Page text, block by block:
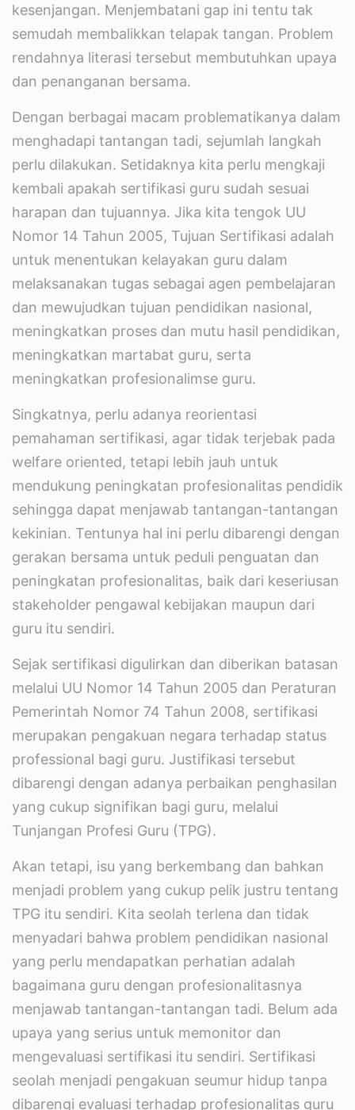
kesenjangan. Menjembatani gap ini tentu tak
semudah membalikkan telapak tangan. Problem
rendahnya literasi tersebut membutuhkan upaya
dan penanganan bersama.
Dengan berbagai macam problematikanya dalam
menghadapi tantangan tadi, sejumlah langkah
perlu dilakukan. Setidaknya kita perlu mengkaji
kembali apakah sertifikasi guru sudah sesuai
harapan dan tujuannya. Jika kita tengok UU
Nomor 14 Tahun 2005, Tujuan Sertifikasi adalah
untuk menentukan kelayakan guru dalam
melaksanakan tugas sebagai agen pembelajaran
dan mewujudkan tujuan pendidikan nasional,
meningkatkan proses dan mutu hasil pendidikan,
meningkatkan martabat guru, serta
meningkatkan profesionalimse guru.
Singkatnya, perlu adanya reorientasi
pemahaman sertifikasi, agar tidak terjebak pada
welfare oriented, tetapi lebih jauh untuk
mendukung peningkatan profesionalitas pendidik
sehingga dapat menjawab tantangan-tantangan
kekinian. Tentunya hal ini perlu dibarengi dengan
gerakan bersama untuk peduli penguatan dan
peningkatan profesionalitas, baik dari keseriusan
stakeholder pengawal kebijakan maupun dari
guru itu sendiri.
Sejak sertifikasi digulirkan dan diberikan batasan
melalui UU Nomor 14 Tahun 2005 dan Peraturan
Pemerintah Nomor 74 Tahun 2008, sertifikasi
merupakan pengakuan negara terhadap status
professional bagi guru. Justifikasi tersebut
dibarengi dengan adanya perbaikan penghasilan
yang cukup signifikan bagi guru, melalui
Tunjangan Profesi Guru (TPG).
Akan tetapi, isu yang berkembang dan bahkan
menjadi problem yang cukup pelik justru tentang
TPG itu sendiri. Kita seolah terlena dan tidak
menyadari bahwa problem pendidikan nasional
yang perlu mendapatkan perhatian adalah
bagaimana guru dengan profesionalitasnya
menjawab tantangan-tantangan tadi. Belum ada
upaya yang serius untuk memonitor dan
mengevaluasi sertifikasi itu sendiri. Sertifikasi
seolah menjadi pengakuan seumur hidup tanpa
dibarengi evaluasi terhadap profesionalitas guru